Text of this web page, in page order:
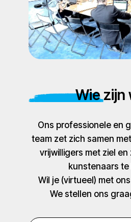
Wie zijn
Ons professionele en
team zet zich samen
vrijwilligers met ziel en
kunstenaars te
Wil je (virtueel) met
We stellen ons